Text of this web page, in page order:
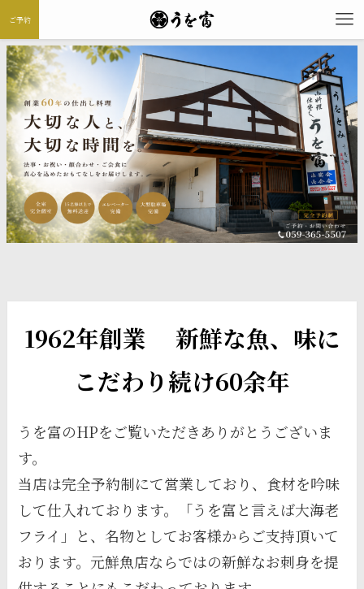
ご予約
1962年創業 新鮮な魚、味に
こだわり続け60余年
うを富のHPをご覧いただきありがとうございま
す。
当店は完全予約制にて営業しており、食材を吟味
して仕入れております。「うを富と言えば大海老
フライ」と、名物としてお客様からご支持頂いて
おります。元鮮魚店ならではの新鮮なお刺身を提